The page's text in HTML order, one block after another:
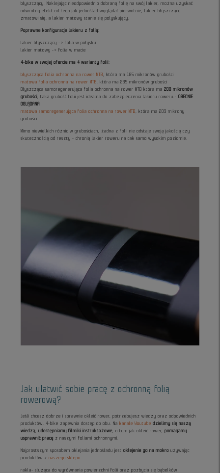
błyszczący. Naklejając nieodpowiednio dobraną folię na swój lakier, można uzyskać
odwrotny efekt od tego jak jednoślad wyglądał pierwotnie, lakier błyszczący
zmatowi się, a lakier matowy stanie się połyskujący.
Poprawne konfiguracje lakieru z folią:
lakier błyszczący -> folia w połysku
lakier matowy -> folia w macie
4-bike w swojej ofercie ma 4 warianty folii:
błyszcząca folia ochronna na rower MTB, która ma 185 mikronów grubości
matowa folia ochronna na rower MTB, która ma 235 mikronów grubości
Błyszcząca samoregenerująca folia ochronna na rower MTB która ma200 mikronów
grubości, taka grubość folii jest idealna do zabezpieczenia lakieru roweru.-OBECNIE
OGLĄDANA
matowa samoregenerująca folia ochronna na rower MTB, która ma 203 mikrony
grubości
Mimo niewielkich różnic w grubościach, żadna z folii nie odstaje swoją jakością czy
skutecznością od reszty - chronią lakier roweru na tak samo wysokim poziomie.
Jak ułatwić sobie pracę z ochronną folią
rowerową?
Jeśli chcesz dobrze i sprawnie okleić rower, potrzebujesz wiedzy oraz odpowiednich
produktów, 4-bike zapewnia dostęp do obu. Na kanale Youtube dzielimy się naszą
wiedzą
,udostępniamy filmiki instruktażowe , o tym jak okleić rower,pomagamy
usprawnić pracę z naszymi foliami ochronnymi.
Najprostszym sposobem oklejania jednośladu jestoklejenie go na mokro używając
produktów znaszego sklepu
rakla- służąca do wyrównania powierzchni folii oraz pozbycia się bąbelków